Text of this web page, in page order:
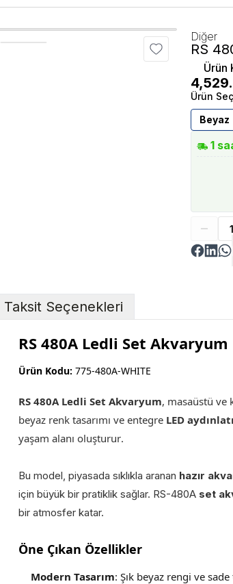
Diğer
RS
Ürün
Ürün
Beyaz
1
Taksit Seçenekleri
RS 480A Ledli Set
Ürün Kodu: 775-480A-WHITE
RS 480A Ledli Set Akvaryum, masaüstü ve
beyaz renk tasarımı ve entegre LED
yaşam alanı oluşturur.
Bu model, piyasada sıklıkla aranan hazır
için büyük bir pratiklik sağlar. RS-480A set
bir atmosfer katar.
Öne Çıkan Özellikler
Modern Tasarım: Şık beyaz rengi ve